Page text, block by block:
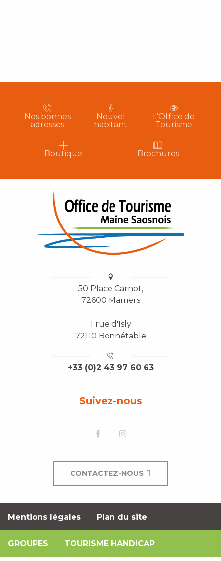
Nos bonnes
adresses
Nouvel
habitant
L’Office de
Tourisme
Boutique Brochures
50 Place Carnot,
72600 Mamers
1 rue d'Isly
72110 Bonnétable
+33 (0)2 43 97 60 63
Suivez-nous
CONTACTEZ-NOUS
Mentions légales Plan du site
GROUPES TOURISME HANDICAP